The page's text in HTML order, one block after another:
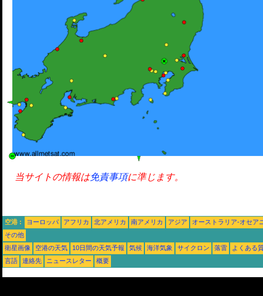
当サイトの情報は免責事項に準じます。
空港 : ヨーロッパ アフリカ 北アメリカ 南アメリカ アジア
オーストラリア-オセア
その他
衛星画像
空港の天気 10日間の天気予報 気候 海洋気象 サイクロン 落雷
よくある
言語
連絡先 ニュースレター 概要